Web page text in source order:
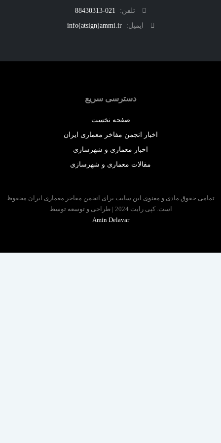
تلفن:
021-88430313
ایمیل:
info(atsign)ammi.ir
دسترسی سریع
صفحه نخست
اخبار انجمن مفاخر معماری ایران
اخبار معماری و شهرسازی
مقالات معماری و شهرسازی
حقوق مادی و معنوی این سایت برای انجمن مفاخر معماری ایران محفوظ
است. کپی رایت 2024 | طراحی و توسعه توسط
Amin Delavar